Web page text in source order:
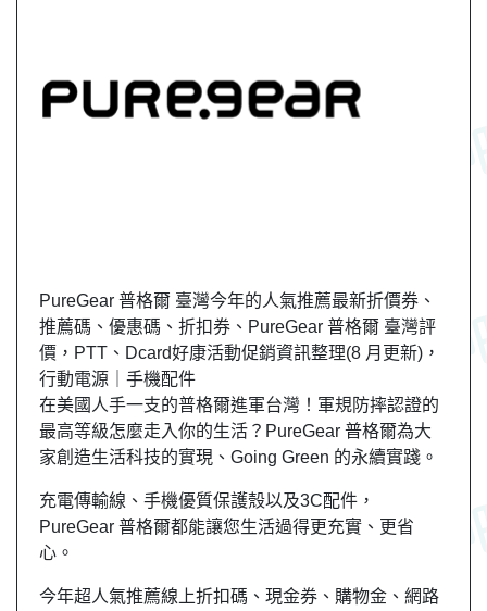
PureGear 普格爾 臺灣今年的人氣推薦最新折價券、
推薦碼、優惠碼、折扣券、PureGear 普格爾 臺灣評
價，PTT、Dcard好康活動促銷資訊整理(8 月更新)，
行動電源｜手機配件
在美國人手一支的普格爾進軍台灣！軍規防摔認證的
最高等級怎麼走入你的生活？PureGear 普格爾為大
家創造生活科技的實現、Going Green 的永續實踐。
充電傳輸線、手機優質保護殼以及3C配件，
PureGear 普格爾都能讓您生活過得更充實、更省
心。
今年超人氣推薦線上折扣碼、現金券、購物金、網路